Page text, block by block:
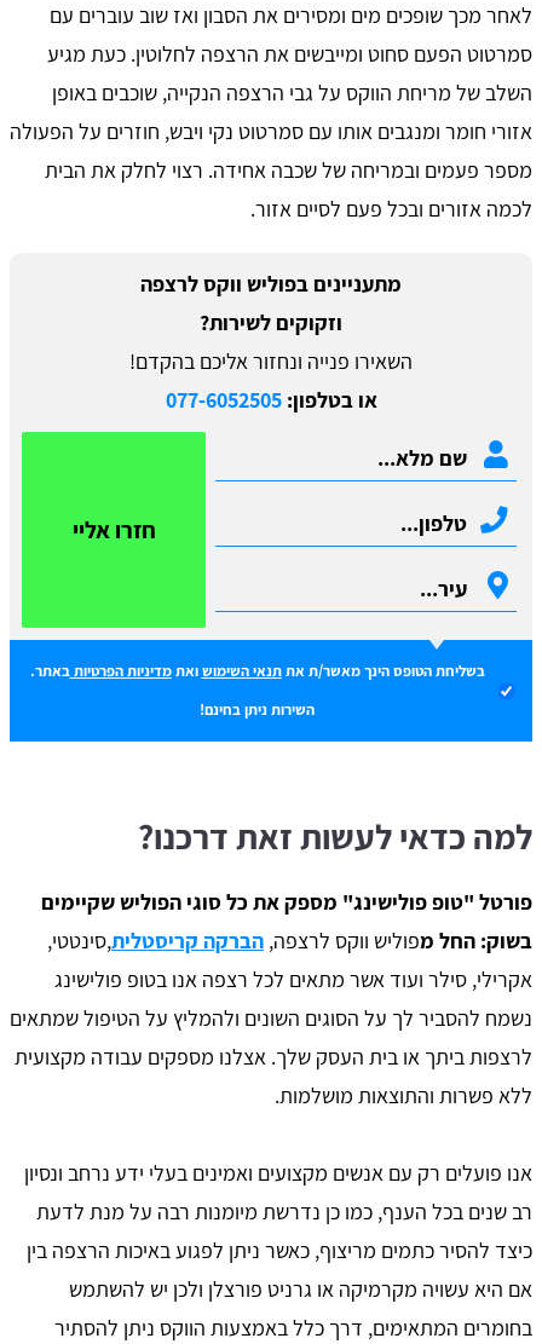
לאחר מכך שופכים מים ומסירים את הסבון ואז שוב עוברים עם
סמרטוט הפעם סחוט ומייבשים את הרצפה לחלוטין. כעת מגיע
השלב של מריחת הווקס על גבי הרצפה הנקייה, שוכבים באופן
אזורי חומר ומנגבים אותו עם סמרטוט נקי ויבש, חוזרים על הפעולה
מספר פעמים ובמריחה של שכבה אחידה. רצוי לחלק את הבית
לכמה אזורים ובכל פעם לסיים אזור.
מתעניינים בפוליש ווקס לרצפה
וזקוקים לשירות?
השאירו פנייה ונחזור אליכם בהקדם!
או בטלפון:077-6052505
חזרו אליי
בשליחת הטופס הינך מאשר/ת אתתנאי השימושואתמדיניות הפרטיות באתר.
השירות ניתן בחינם!
למה כדאי לעשות זאת דרכנו?
פורטל "טופ פולישינג" מספק את כל סוגי הפוליש שקיימים
בשוק: החל מפוליש ווקס לרצפה, הברקה קריסטלית,סינטטי,
אקרילי, סילר ועוד אשר מתאים לכל רצפה אנו בטופ פולישינג
נשמח להסביר לך על הסוגים השונים ולהמליץ על הטיפול שמתאים
לרצפות ביתך או בית העסק שלך. אצלנו מספקים עבודה מקצועית
ללא פשרות והתוצאות מושלמות.
אנו פועלים רק עם אנשים מקצועים ואמינים בעלי ידע נרחב ונסיון
רב שנים בכל הענף, כמו כן נדרשת מיומנות רבה על מנת לדעת
כיצד להסיר כתמים מריצוף, כאשר ניתן לפגוע באיכות הרצפה בין
אם היא עשויה מקרמיקה או גרניט פורצלן ולכן יש להשתמש
בחומרים המתאימים, דרך כלל באמצעות הווקס ניתן להסתיר